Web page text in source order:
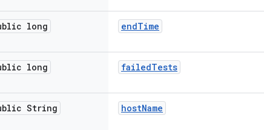
long endTime
long failedTests
String hostName